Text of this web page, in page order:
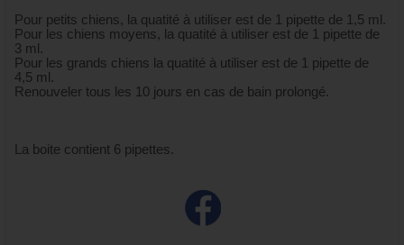
Pour petits chiens, la quatité à utiliser est de 1 pipette de 1,5 ml.
Pour les chiens moyens, la quatité à utiliser est de 1 pipette de
3 ml.
Pour les grands chiens la quatité à utiliser est de 1 pipette de
4,5 ml.
Renouveler tous les 10 jours en cas de bain prolongé.
La boite contient 6 pipettes.